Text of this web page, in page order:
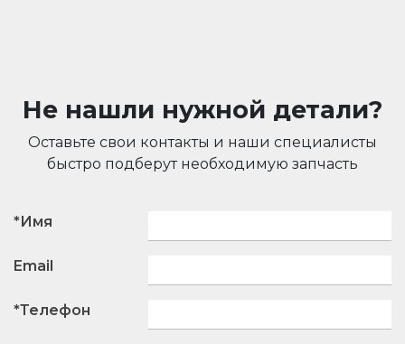
Не нашли нужной детали?
Оставьте свои контакты и наши специалисты
быстро подберут необходимую запчасть
*Имя
Email
*Телефон